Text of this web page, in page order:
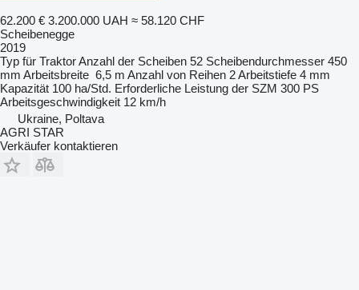
62.200 € 3.200.000 UAH ≈ 58.120 CHF
Scheibenegge
2019
Typ für TraktorAnzahl der Scheiben 52 Scheibendurchmesser 450
mm Arbeitsbreite 6,5 m Anzahl von Reihen 2Arbeitstiefe 4 mm
Kapazität 100 ha/Std. Erforderliche Leistung der SZM 300 PS
Arbeitsgeschwindigkeit 12 km/h
Ukraine, Poltava
AGRI STAR
Verkäufer kontaktieren